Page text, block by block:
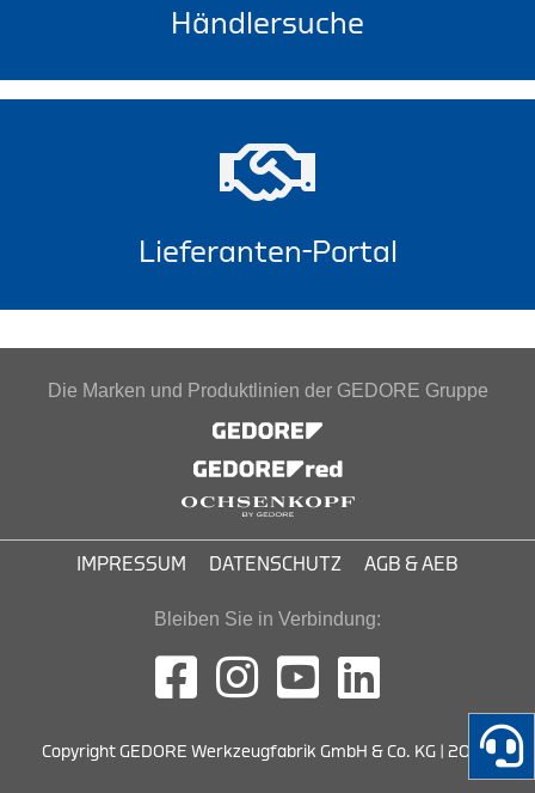
Händlersuche
Lieferanten-Portal
Die Marken und Produktlinien der GEDORE Gruppe
IMPRESSUM DATENSCHUTZ AGB & AEB
Bleiben Sie in Verbindung:
Copyright GEDORE Werkzeugfabrik GmbH & Co. KG | 2026